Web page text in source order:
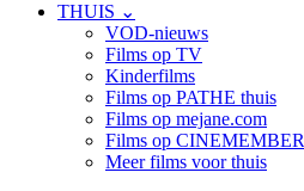
THUIS ⌄
VOD-nieuws
Films op TV
Kinderfilms
Films op PATHE thuis
Films op mejane.com
Films op CINEMEMBER
Meer films voor thuis